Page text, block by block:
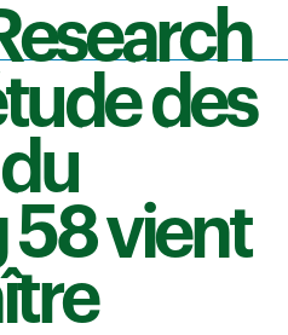
des
58 vient